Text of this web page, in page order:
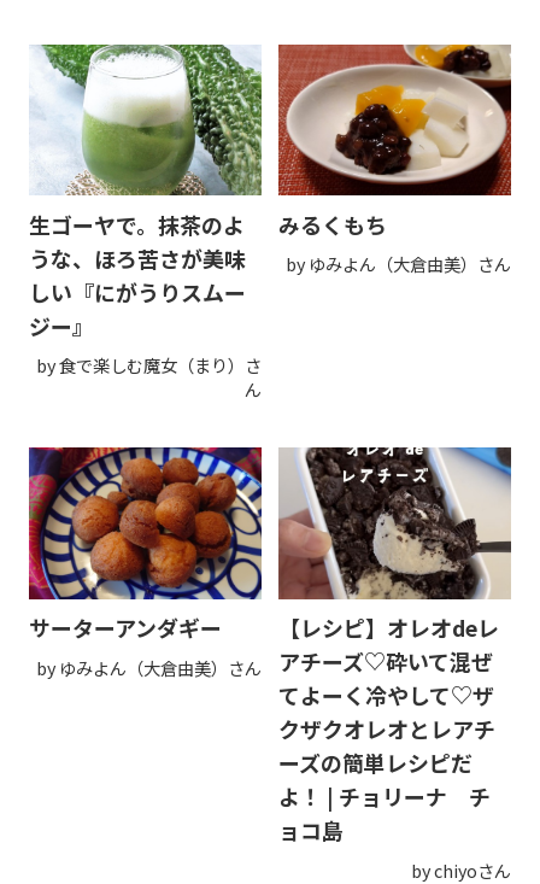
生ゴーヤで。抹茶のよ
うな、ほろ苦さが美味
しい『にがうりスムー
ジー』
by 食で楽しむ魔女（まり）さ
ん
みるくもち
by ゆみよん（大倉由美）さん
サーターアンダギー
by ゆみよん（大倉由美）さん
【レシピ】オレオdeレ
アチーズ♡砕いて混ぜ
てよーく冷やして♡ザ
クザクオレオとレアチ
ーズの簡単レシピだ
よ！ | チョリーナ チ
ョコ島
by chiyoさん